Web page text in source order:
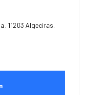
11203 Algeciras,